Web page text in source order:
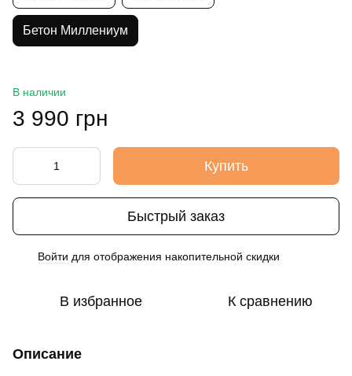
Бетон Миллениум
В наличии
3 990 грн
Купить
Быстрый заказ
Войти для отображения накопительной скидки
В избранное К сравнению
Описание